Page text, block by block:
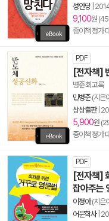
성안당|
9,100원
종이책 정가
PDF
[전자책]
병준 회고록
민병준(지은
상상출판|
5,900원
종이책 정가
PDF
[전자책]
잡아주는
이정아(지은
어문학사|